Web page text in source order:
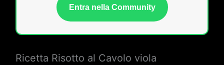
Entra nella Community
Ricetta Risotto al Cavolo viola